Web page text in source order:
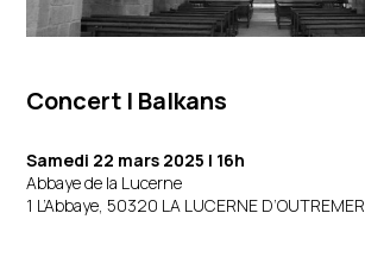
Concert | Balkans
Samedi 22 mars 2025 | 16h
Abbaye de la Lucerne
1 L’Abbaye, 50320 LA LUCERNE D’OUTREMER